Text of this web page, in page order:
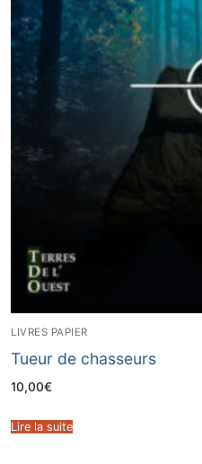
LIVRES PAPIER
Tueur de chasseurs
10,00€
Lire la suite